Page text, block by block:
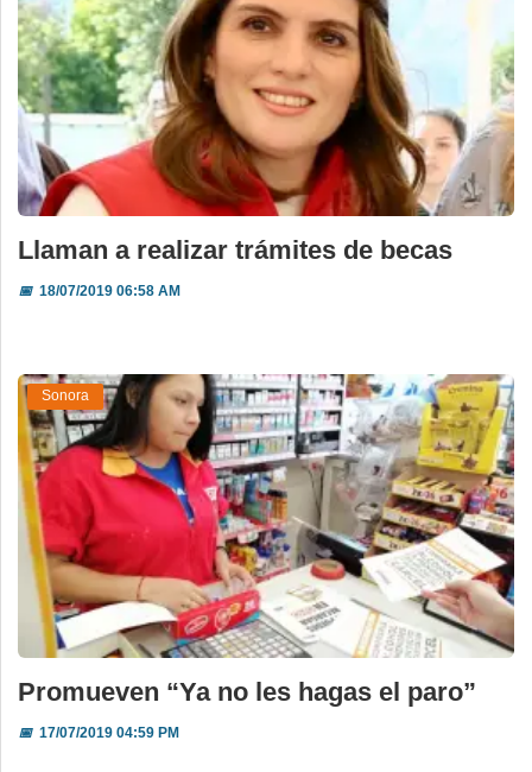
Llaman a realizar trámites de becas
📅18/07/2019 06:58 AM
Sonora
Promueven “Ya no les hagas el paro”
📅17/07/2019 04:59 PM